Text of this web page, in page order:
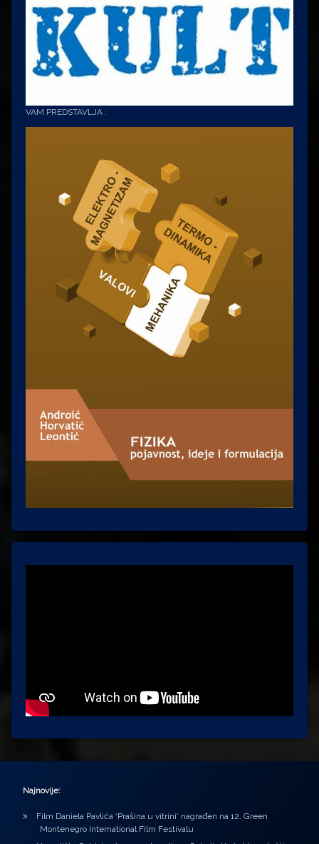
VAM PREDSTAVLJA :
Najnovije:
Film Daniela Pavlića ‘Prašina u vitrini’ nagrađen na 12. Green
Montenegro International Film Festivalu